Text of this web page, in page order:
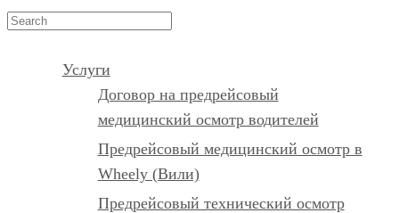
Услуги
Договор на предрейсовый
медицинский осмотр водителей
Предрейсовый медицинский осмотр в
Wheely (Вили)
Предрейсовый технический осмотр